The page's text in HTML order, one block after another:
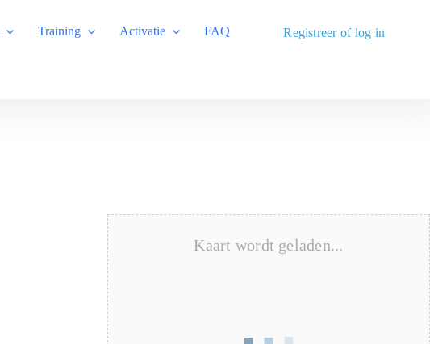
Training Activatie FAQ Registreer of log in
Kaart wordt geladen...